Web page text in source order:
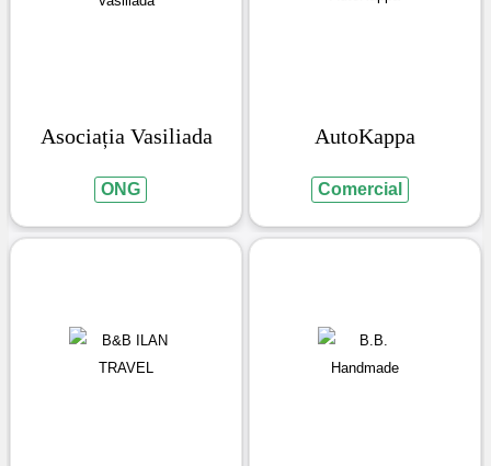
Asociația Vasiliada
ONG
AutoKappa
Comercial